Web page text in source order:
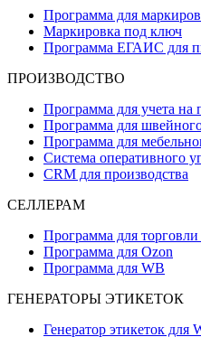
Программа для
Маркировка под ключ
Программа ЕГАИС для
ПРОИЗВОДСТВО
Программа для учета на
Программа для
Программа для
Система оперативного
CRM для производства
СЕЛЛЕРАМ
Программа для
Программа для Ozon
Программа для WB
ГЕНЕРАТОРЫ ЭТИКЕТОК
Генератор этикеток для